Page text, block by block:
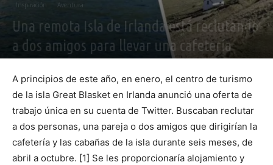
Inspiración Aventura
Una remota Isla de Irlanda está reclutando
a dos amigos para llevar una cafetería
A principios de este año, en enero, el centro de turismo
de la isla Great Blasket en Irlanda anunció una oferta de
trabajo única en su cuenta de Twitter. Buscaban reclutar
a dos personas, una pareja o dos amigos que dirigirían la
cafetería y las cabañas de la isla durante seis meses, de
abril a octubre. [1] Se les proporcionaría alojamiento y